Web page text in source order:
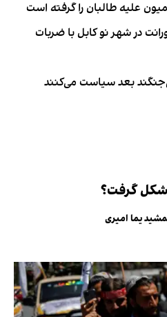
علیه طالبان را گرفته است
در شهر نو کابل با ضربات
بعد سیاست می‌کنند
گرفت؟
یما امیری